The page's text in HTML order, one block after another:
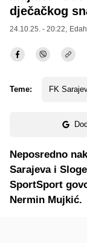
dječačkog
24.10.25. - 20:22,
Teme: FK
Neposredno
Sarajeva i
SportSport
Nermin Mujkić.